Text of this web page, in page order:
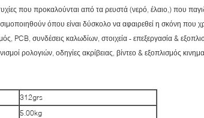
που προκαλούνται από τα ρευστά (νερό, έλαιο,) που
όπου είναι δύσκολο να αφαιρεθεί η σκόνη που
PCB, συνδέσεις καλωδίων, στοιχεία - επεξεργασία &
ρολογιών, οδηγίες ακρίβειας, βίντεο & εξοπλισμός
312grs
5.00kg